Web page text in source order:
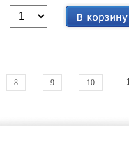
8 9 10